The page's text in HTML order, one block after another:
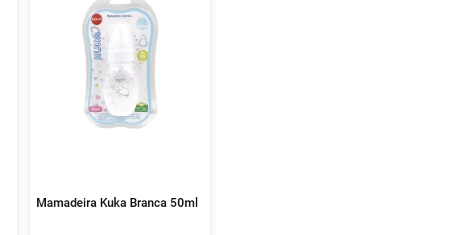
Mamadeira Kuka Branca 50ml